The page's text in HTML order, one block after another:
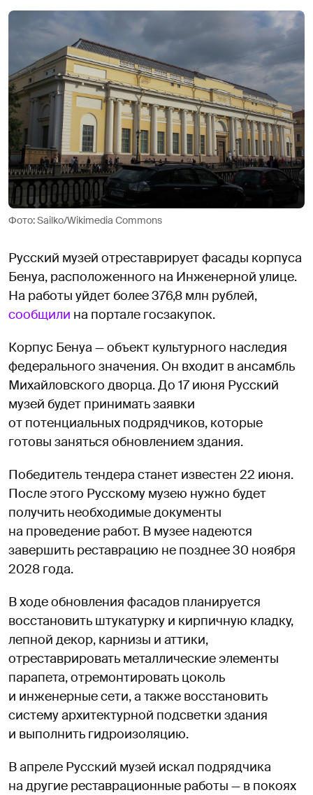
Фото: Sailko/Wikimedia Commons
Русский музей отреставрирует фасады корпуса
Бенуа, расположенного на Инженерной улице.
На работы уйдет более 376,8 млн рублей,
сообщили на портале госзакупок.
Корпус Бенуа — объект культурного наследия
федерального значения. Он входит в ансамбль
Михайловского дворца. До 17 июня Русский
музей будет принимать заявки
от потенциальных подрядчиков, которые
готовы заняться обновлением здания.
Победитель тендера станет известен 22 июня.
После этого Русскому музею нужно будет
получить необходимые документы
на проведение работ. В музее надеются
завершить реставрацию не позднее 30 ноября
2028 года.
В ходе обновления фасадов планируется
восстановить штукатурку и кирпичную кладку,
лепной декор, карнизы и аттики,
отреставрировать металлические элементы
парапета, отремонтировать цоколь
и инженерные сети, а также восстановить
систему архитектурной подсветки здания
и выполнить гидроизоляцию.
В апреле Русский музей искал подрядчика
на другие реставрационные работы — в покоях